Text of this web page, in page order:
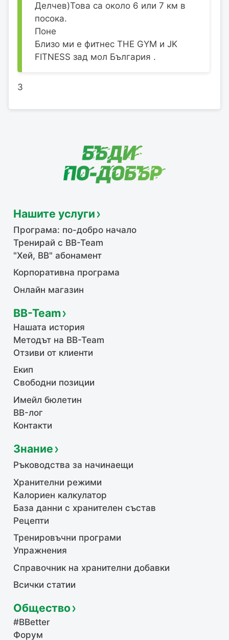
Делчев)Това са около 6 или 7 км в
посока.
Поне
Близо ми е фитнес THE GYM и JK
FITNESS зад мол България .
3
Нашите услуги
Програма: по-добро начало
Тренирай с BB-Team
"Хей, ВВ" абонамент
Корпоративна програма
Онлайн магазин
BB-Team
Нашата история
Методът на BB-Team
Отзиви от клиенти
Екип
Свободни позиции
Имейл бюлетин
BB-лог
Контакти
Знание
Ръководства за начинаещи
Хранителни режими
Калориен калкулатор
База данни с хранителен състав
Рецепти
Тренировъчни програми
Упражнения
Справочник на хранителни добавки
Всички статии
Общество
#BBetter
Форум